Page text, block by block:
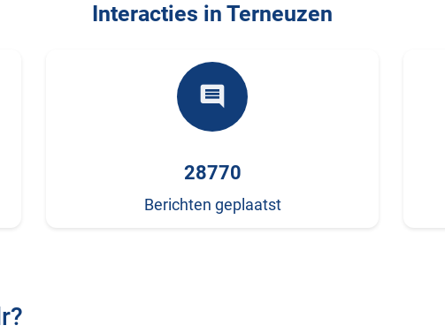
Interacties in Terneuzen
comment
28770
Berichten geplaatst